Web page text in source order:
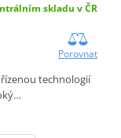
skladu v ČR
Porovnat
technologií